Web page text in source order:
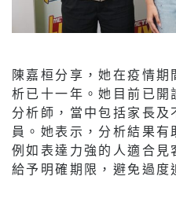
陳嘉桓分享，她在疫情期
析已十一年。她目前已開
分析師，當中包括家長及
員。她表示，分析結果有
例如表達力強的人適合見
給予明確期限，避免過度